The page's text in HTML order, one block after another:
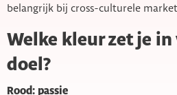
belangrijk bij cross-culturele
Welke kleur zet je
doel?
Rood: passie